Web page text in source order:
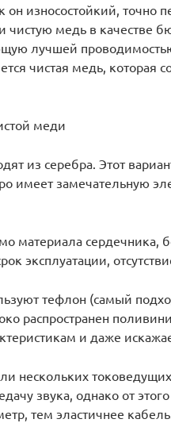
он износостойкий, точно
чистую медь в качестве
лучшей
чистая медь, которая
меди
из серебра. Этот
имеет замечательную
материала сердечника,
эксплуатации,
тефлон (самый
распространен
и даже
нескольких
звука, однако от
тем эластичнее